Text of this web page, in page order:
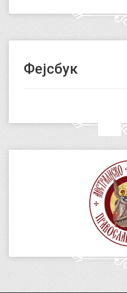
Фејсбук